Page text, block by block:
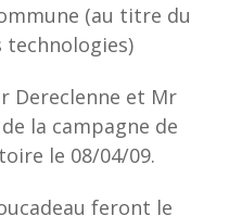
(au titre du
technologies)
Dereclenne et Mr
la campagne de
le 08/04/09.
feront le